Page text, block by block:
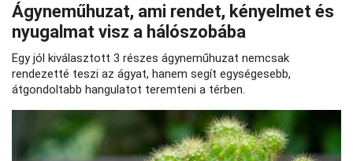
Ágyneműhuzat, ami rendet, kényelmet és
nyugalmat visz a hálószobába
Egy jól kiválasztott 3 részes ágyneműhuzat nemcsak
rendezetté teszi az ágyat, hanem segít egységesebb,
átgondoltabb hangulatot teremteni a térben.